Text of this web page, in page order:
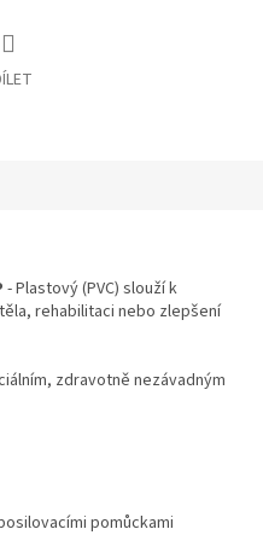
- Plastový (PVC) slouží k
rehabilitaci nebo zlepšení
zdravotně nezávadným
pomůckami